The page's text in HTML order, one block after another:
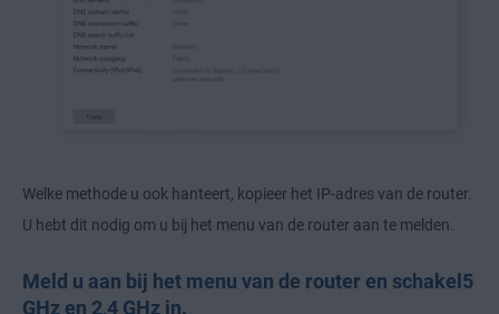
Welke methode u ook hanteert, kopieer het IP-adres van de router.
U hebt dit nodig om u bij het menu van de router aan te melden.
Meld u aan bij het menu van de router en schakel5
GHz en 2,4 GHz in.